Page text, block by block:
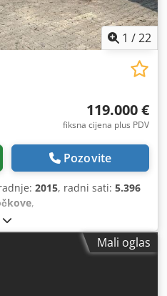
1 /22
119.000 €
fiksna cijena plus PDV
Pozovite
2015, radni sati: 5.396
,
Mali oglas